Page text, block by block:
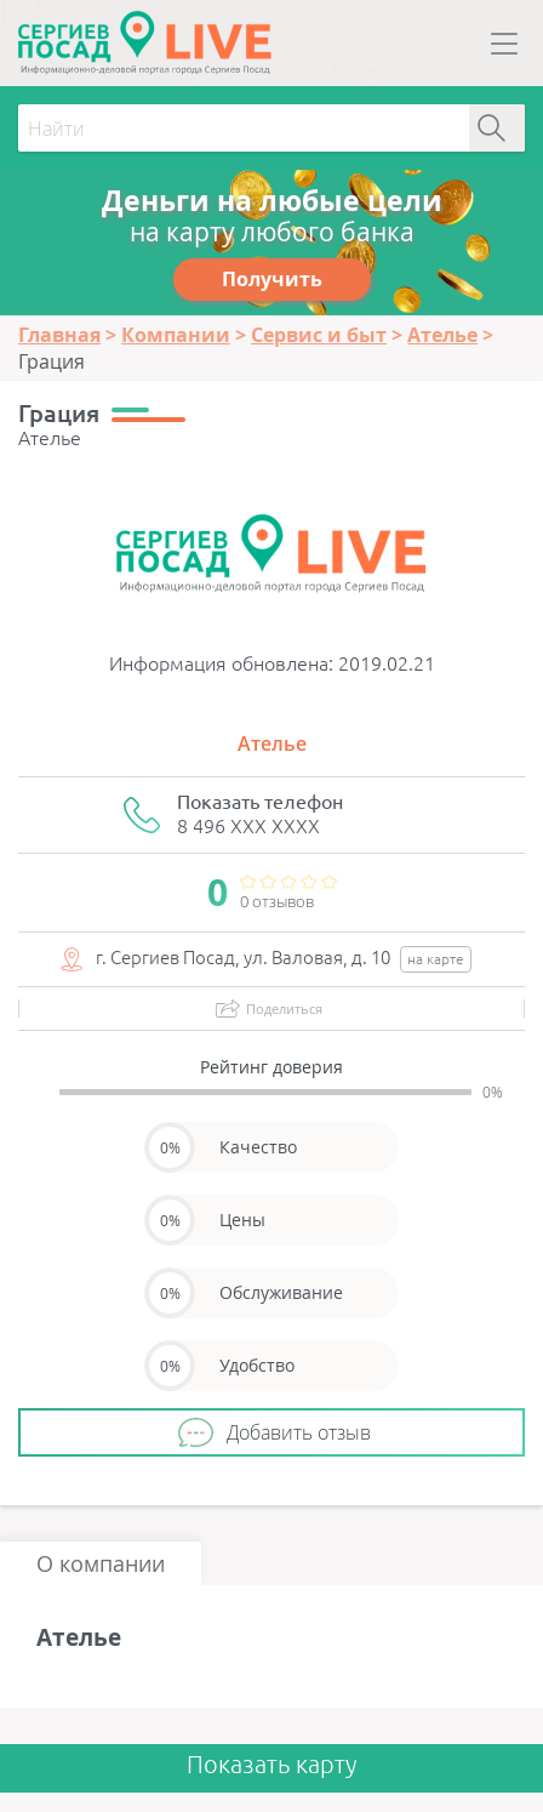
Деньги на любые цели
на карту любого банка
Получить
Главная Компании Сервис и быт
Ателье
Грация
Грация
Ателье
Информация обновлена: 2019.02.21
Ателье
Показать телефон
8 496 XXX XXXX
0 0 отзывов
г. Сергиев Посад, ул. Валовая, д. 10 на карте
Поделиться
Рейтинг доверия
0%
0% Качество
0% Цены
0% Обслуживание
0% Удобство
Добавить отзыв
О компании
Ателье
Показать карту